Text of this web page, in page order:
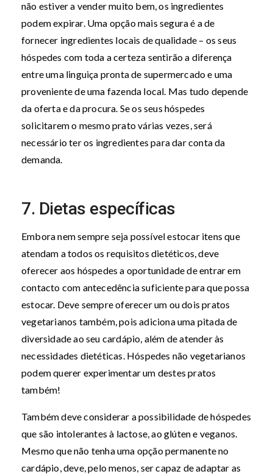
não estiver a vender muito bem, os ingredientes
podem expirar. Uma opção mais segura é a de
fornecer ingredientes locais de qualidade – os seus
hóspedes com toda a certeza sentirão a diferença
entre uma linguiça pronta de supermercado e uma
proveniente de uma fazenda local. Mas tudo depende
da oferta e da procura. Se os seus hóspedes
solicitarem o mesmo prato várias vezes, será
necessário ter os ingredientes para dar conta da
demanda.
7. Dietas específicas
Embora nem sempre seja possível estocar itens que
atendam a todos os requisitos dietéticos, deve
oferecer aos hóspedes a oportunidade de entrar em
contacto com antecedência suficiente para que possa
estocar. Deve sempre oferecer um ou dois pratos
vegetarianos também, pois adiciona uma pitada de
diversidade ao seu cardápio, além de atender às
necessidades dietéticas. Hóspedes não vegetarianos
podem querer experimentar um destes pratos
também!
Também deve considerar a possibilidade de hóspedes
que são intolerantes à lactose, ao glúten e veganos.
Mesmo que não tenha uma opção permanente no
cardápio, deve, pelo menos, ser capaz de adaptar as